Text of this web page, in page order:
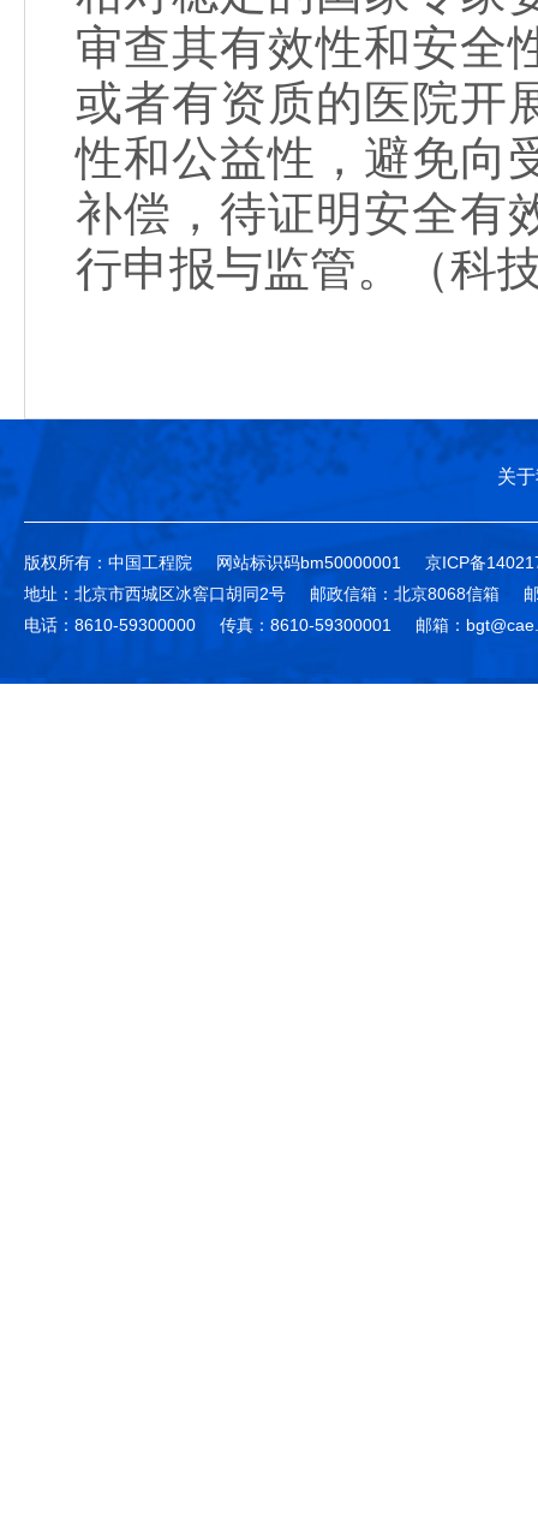
审查其有效性和安全
或者有资质的医院开
性和公益性，避免向
补偿，待证明安全有
行申报与监管。（科
关
版权所有：中国工程院 网站标识码bm50000001
京ICP备
地址：北京市西城区冰窖口胡同2号
邮政信箱：北京8068信箱
电话：8610-59300000
传真：8610-59300001 邮箱：